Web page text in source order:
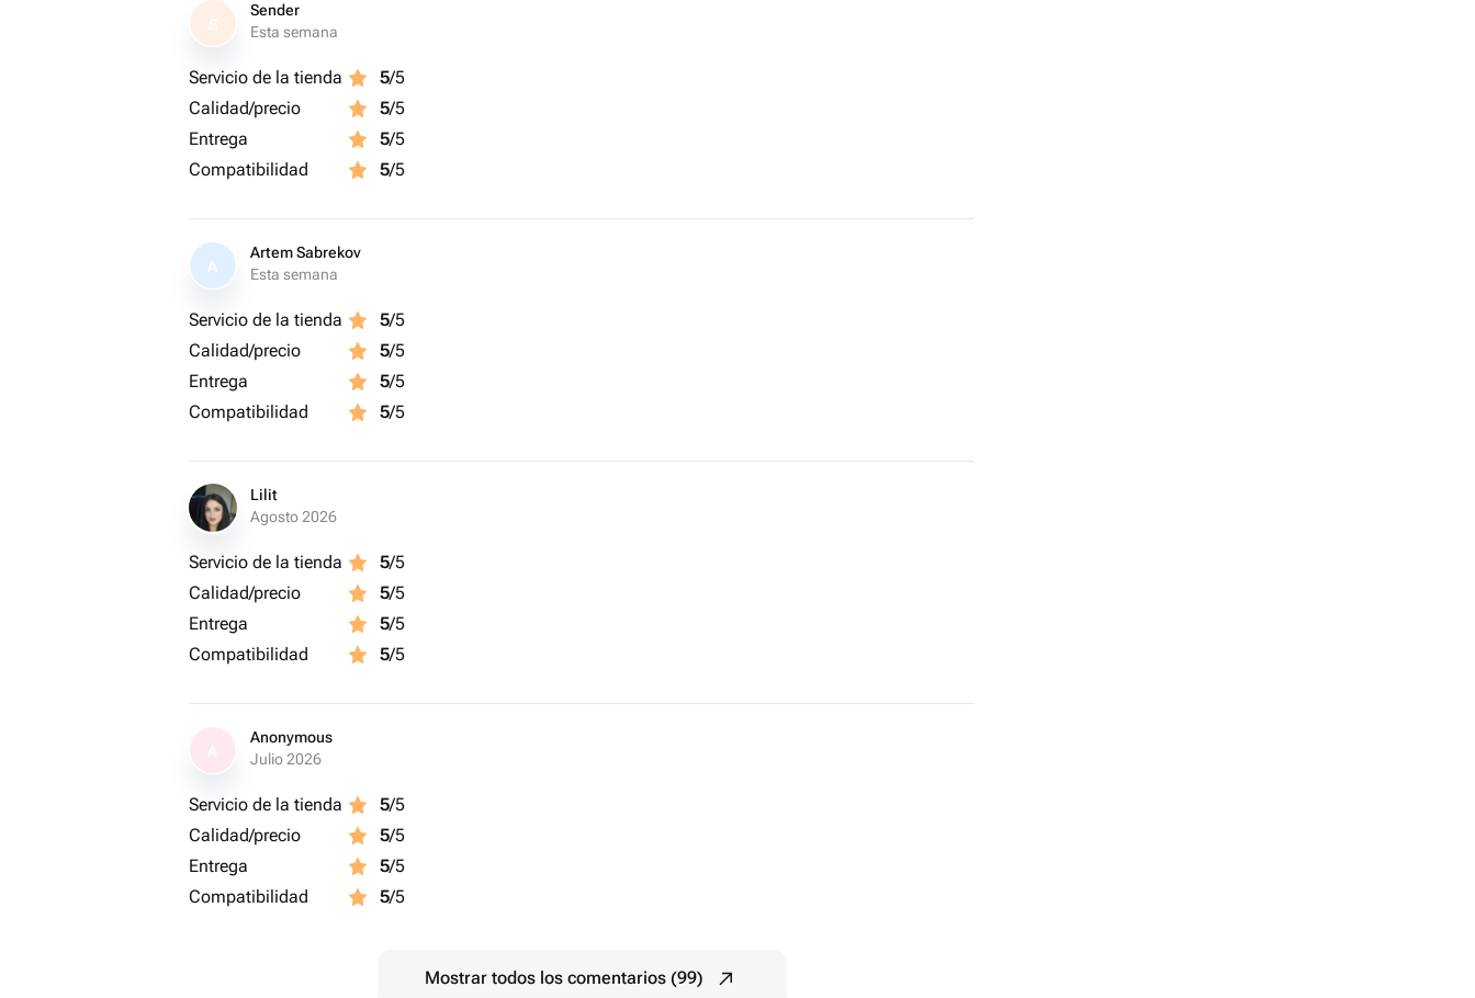
S
Sender
Esta semana
Servicio de la tienda 5/5
Calidad/precio
5/5
Entrega
5/5
Compatibilidad
5/5
A
Artem Sabrekov
Esta semana
Servicio de la tienda 5/5
Calidad/precio
5/5
Entrega
5/5
Compatibilidad
5/5
Lilit
Agosto 2026
Servicio de la tienda 5/5
Calidad/precio
5/5
Entrega
5/5
Compatibilidad
5/5
Anonymous
Julio 2026
Servicio de la tienda 5/5
Calidad/precio
5/5
Entrega
5/5
Compatibilidad
5/5
Mostrar todos los comentarios (99)